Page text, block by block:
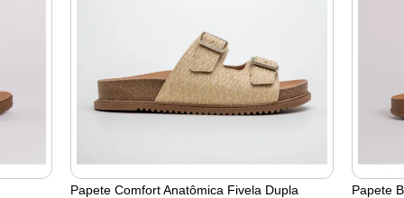
Papete Comfort Anatômica Fivela Dupla
Papete